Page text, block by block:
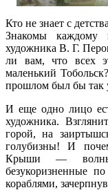
Кто не знает с
Знакомы каждому
художника В. Г.
ли вам, что всех
маленький
прошлом был бы так
И еще одно лицо
художника.
горой, на
голубизны! И
Крыши —
безукоризненные
кораблями,